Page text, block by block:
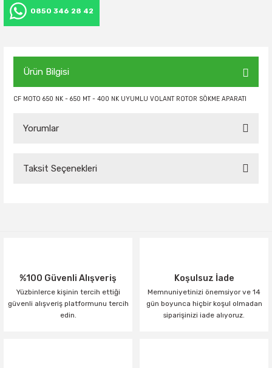
0850 346 28 42
Ürün Bilgisi
CF MOTO 650 NK - 650 MT - 400 NK UYUMLU VOLANT ROTOR SÖKME APARATI
Yorumlar
Taksit Seçenekleri
%100 Güvenli Alışveriş
Yüzbinlerce kişinin tercih ettiği
güvenli alışveriş platformunu tercih
edin.
Koşulsuz İade
Memnuniyetinizi önemsiyor ve 14
gün boyunca hiçbir koşul olmadan
siparişinizi iade alıyoruz.